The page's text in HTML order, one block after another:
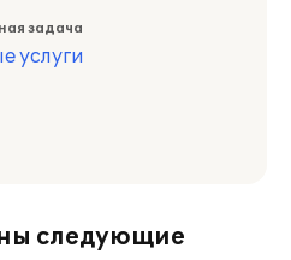
задача
услуги
следующие